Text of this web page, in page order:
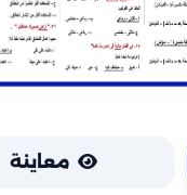
معاينة